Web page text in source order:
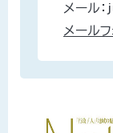
メール
メール